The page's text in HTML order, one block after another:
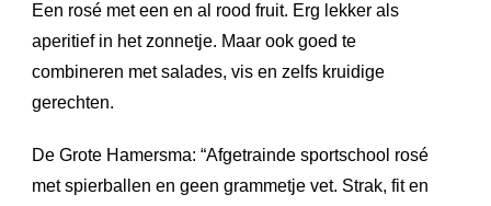
Een rosé met een en al rood fruit. Erg lekker als
aperitief in het zonnetje. Maar ook goed te
combineren met salades, vis en zelfs kruidige
gerechten.
De Grote Hamersma: “Afgetrainde sportschool rosé
met spierballen en geen grammetje vet. Strak, fit en